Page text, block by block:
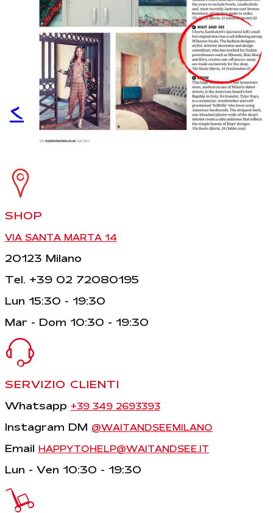
<
SHOP
VIA SANTA MARTA 14
20123 Milano
Tel. +39 02 72080195
Lun 15:30 - 19:30
Mar - Dom 10:30 - 19:30
SERVIZIO CLIENTI
Whatsapp +39 349 2693393
Instagram DM @WAITANDSEEMILANO
Email HAPPYTOHELP@WAITANDSEE.IT
Lun - Ven 10:30 - 19:30